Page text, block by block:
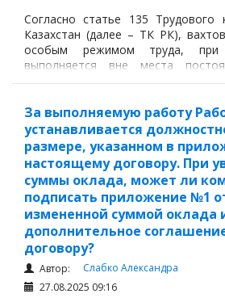
Согласно статье 135 Трудового
Казахстан (далее – ТК РК),
особым режимом труда, при
выполняется вне места
работника с применением
За выполняемую работу
устанавливается
размере, указанном в
настоящему договору. При
суммы оклада, может ли
подписать приложение №1
измененной суммой оклада
дополнительное
договору?
Автор:
Слабко Александра
27.08.2025 09:16